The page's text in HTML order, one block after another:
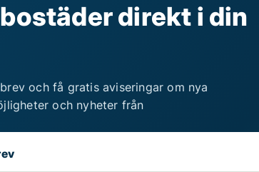
direkt i din
och få gratis aviseringar om nya
och nyheter från